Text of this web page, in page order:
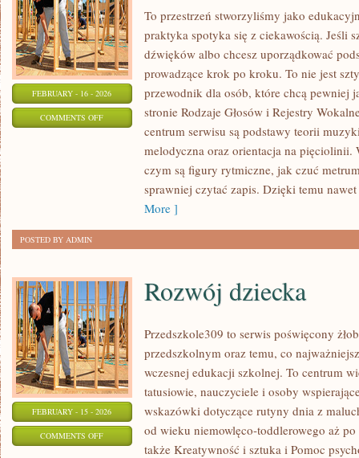
FEBRUARY - 16 - 2026
COMMENTS OFFON
IMPROWIZACJA
MUZYCZNA
To przestrzeń stworzyliśmy jako
praktyka spotyka się z ciekawością. Jeśli
dźwięków albo chcesz uporządkować
prowadzące krok po kroku. To nie jest
przewodnik dla osób, które chcą pewniej
stronie Rodzaje Głosów i Rejestry
centrum serwisu są podstawy teorii
melodyczna oraz orientacja na
czym są figury rytmiczne, jak czuć
sprawniej czytać zapis. Dzięki temu
More ]
POSTED BY ADMIN
FEBRUARY - 15 - 2026
COMMENTS OFFON
Rozwój dziecka
Przedszkole309 to serwis poświęcony
przedszkolnym oraz temu, co
wczesnej edukacji szkolnej. To centrum
tatusiowie, nauczyciele i osoby
wskazówki dotyczące rutyny dnia z
od wieku niemowlęco-toddlerowego aż po
także Kreatywność i sztuka i Pomoc